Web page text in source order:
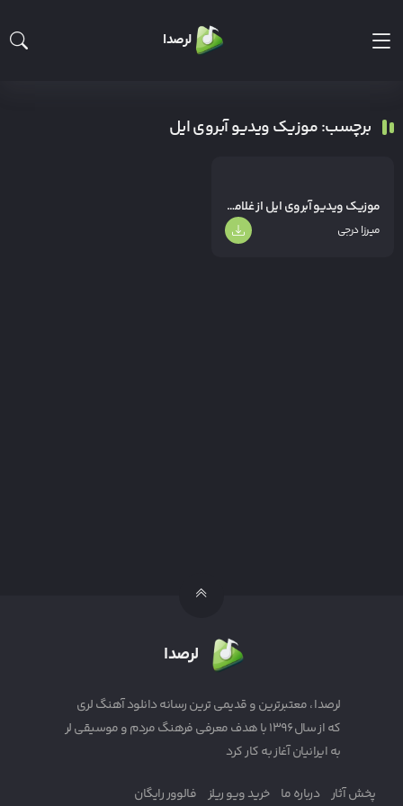
لرصدا
برچسب: موزیک ویدیو آبروی ایل
موزیک ویدیو آبروی ایل از غلامرضا طوسی
میرزا درجی
لرصدا
لرصدا ، معتبرترین و قدیمی ترین رسانه دانلود آهنگ لری
که از سال ۱۳۹۶ با هدف معرفی فرهنگ مردم و موسیقی لر
به ایرانیان آغاز به کار کرد
پخش آثار درباره ما خرید ویو ریلز فالوور رایگان